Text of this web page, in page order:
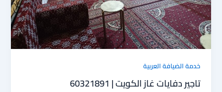
خدمة الضيافة العربية
تاجير دفايات غاز الكويت | 60321891